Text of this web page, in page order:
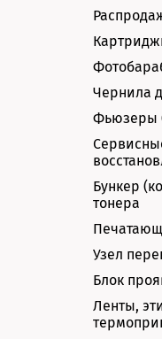
Чернила
Фьюзеры
Бункер
тонера
Узел
Блок
Ленты,